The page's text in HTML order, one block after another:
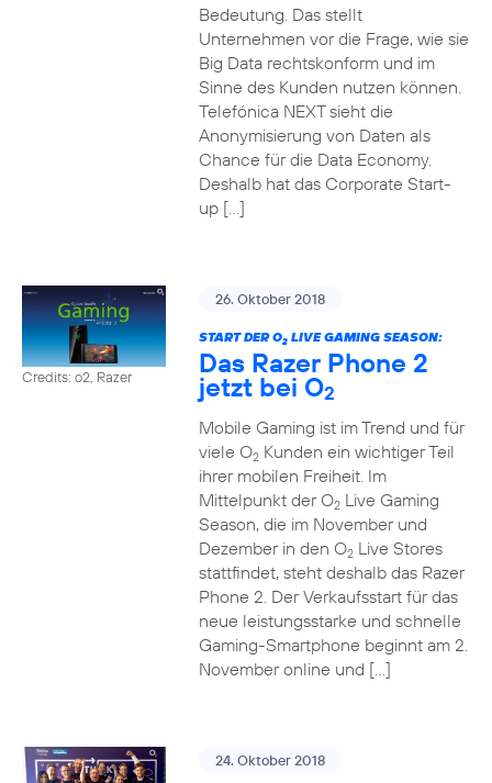
Bedeutung. Das stellt
Unternehmen vor die Frage, wie sie
Big Data rechtskonform und im
Sinne des Kunden nutzen können.
Telefónica NEXT sieht die
Anonymisierung von Daten als
Chance für die Data Economy.
Deshalb hat das Corporate Start-
up […]
Credits: o2, Razer
26. Oktober 2018
START DER O2LIVE GAMING SEASON:
Das Razer Phone 2
jetzt bei O2
Mobile Gaming ist im Trend und für
viele O2Kunden ein wichtiger Teil
ihrer mobilen Freiheit. Im
Mittelpunkt der O2Live Gaming
Season, die im November und
Dezember in den O2Live Stores
stattfindet, steht deshalb das Razer
Phone 2. Der Verkaufsstart für das
neue leistungsstarke und schnelle
Gaming-Smartphone beginnt am 2.
November online und […]
24. Oktober 2018